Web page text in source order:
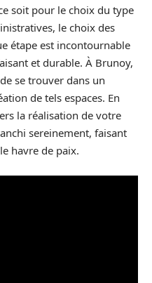
soit pour le choix du type
le choix des
étape est incontournable
et durable. À Brunoy,
se trouver dans un
de tels espaces. En
la réalisation de votre
sereinement, faisant
havre de paix.